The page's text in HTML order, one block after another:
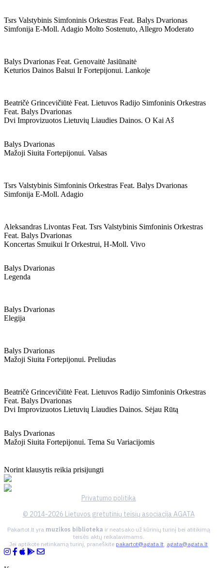
Tsrs Valstybinis Simfoninis Orkestras Feat. Balys Dvarionas
Simfonija E-Moll. Adagio Molto Sostenuto, Allegro Moderato
Balys Dvarionas Feat. Genovaitė Jasiūnaitė
Keturios Dainos Balsui Ir Fortepijonui. Lankoje
Beatričė Grincevičiūtė Feat. Lietuvos Radijo Simfoninis Orkestras
Feat. Balys Dvarionas
Dvi Improvizuotos Lietuvių Liaudies Dainos. O Kai Aš
Balys Dvarionas
Mažoji Siuita Fortepijonui. Valsas
Tsrs Valstybinis Simfoninis Orkestras Feat. Balys Dvarionas
Simfonija E-Moll. Adagio
Aleksandras Livontas Feat. Tsrs Valstybinis Simfoninis Orkestras
Feat. Balys Dvarionas
Koncertas Smuikui Ir Orkestrui, H-Moll. Vivo
Balys Dvarionas
Legenda
Balys Dvarionas
Elegija
Balys Dvarionas
Mažoji Siuita Fortepijonui. Preliudas
Beatričė Grincevičiūtė Feat. Lietuvos Radijo Simfoninis Orkestras
Feat. Balys Dvarionas
Dvi Improvizuotos Lietuvių Liaudies Dainos. Sėjau Rūtą
Balys Dvarionas
Mažoji Siuita Fortepijonui. Tema Su Variacijomis
Norint klausytis reikia prisijungti
Privatumo politika
© 2014-2026 Lietuvos gretutinių teisių asociacija AGATA
Pakartot.lt yra muzikos biblioteka ir neatsako už kūrinių turinį bei atitikimą
teisės aktų reikalavimams.
Jei aptikote netinkamą turinį, praneškite pakartot@agata.lt, agata@agata.lt